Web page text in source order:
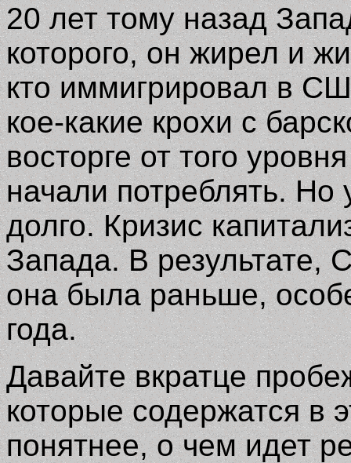
20 лет тому назад
которого, он жирел и
кто иммигрировал в
кое-какие крохи с
восторге от того
начали потреблять. Но
долго. Кризис
Запада. В результате,
она была раньше,
года.
Давайте вкратце
которые содержатся в
понятнее, о чем идет